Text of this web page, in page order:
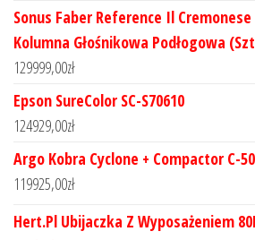
Sonus Faber Reference Il Cremonese
Kolumna Głośnikowa Podłogowa
129999,00zł
Epson SureColor SC-S70610
124929,00zł
Argo Kobra Cyclone + Compactor C-
119925,00zł
Hert.Pl Ubijaczka Z Wyposażeniem